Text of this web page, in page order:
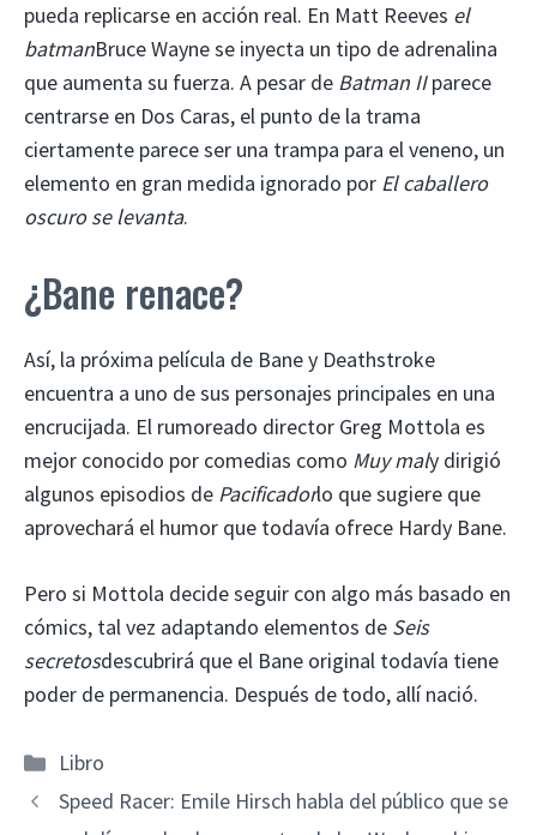
pueda replicarse en acción real. En Matt Reeves el
batmanBruce Wayne se inyecta un tipo de adrenalina
que aumenta su fuerza. A pesar de Batman IIparece
centrarse en Dos Caras, el punto de la trama
ciertamente parece ser una trampa para el veneno, un
elemento en gran medida ignorado por El caballero
oscuro se levanta.
¿Bane renace?
Así, la próxima película de Bane y Deathstroke
encuentra a uno de sus personajes principales en una
encrucijada. El rumoreado director Greg Mottola es
mejor conocido por comedias como Muy maly dirigió
algunos episodios de Pacificadorlo que sugiere que
aprovechará el humor que todavía ofrece Hardy Bane.
Pero si Mottola decide seguir con algo más basado en
cómics, tal vez adaptando elementos de Seis
secretosdescubrirá que el Bane original todavía tiene
poder de permanencia. Después de todo, allí nació.
Categorías
Libro
Speed ​​Racer: Emile Hirsch habla del público que se